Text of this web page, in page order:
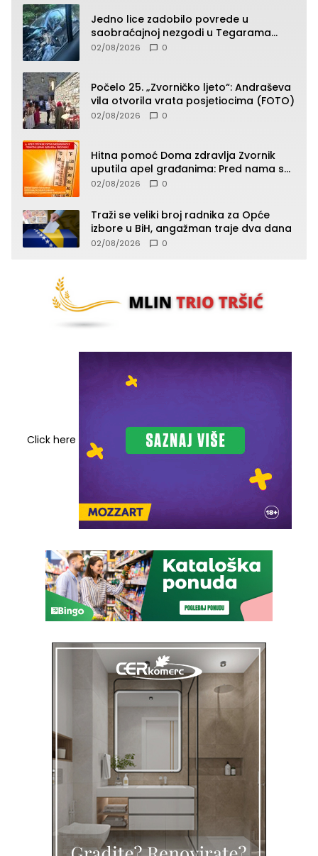
Jedno lice zadobilo povrede u
saobraćajnoj nezgodi u Tegarama
(FOTO)
02/08/2026 0
Počelo 25. „Zvorničko ljeto“: Andraševa
vila otvorila vrata posjetiocima (FOTO)
02/08/2026 0
Hitna pomoć Doma zdravlja Zvornik
uputila apel građanima: Pred nama su
temperature do 40°C, oprez zbog
02/08/2026 0
Traži se veliki broj radnika za Opće
izbore u BiH, angažman traje dva dana
02/08/2026 0
Click here